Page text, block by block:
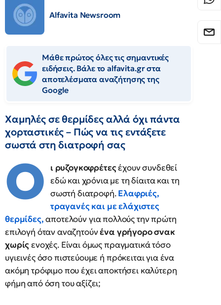
Alfavita Newsroom
Μάθε πρώτος όλες τις σημαντικές
ειδήσεις. Βάλε το alfavita.gr στα
αποτελέσματα αναζήτησης της
Google
Χαμηλές σε θερμίδες αλλά όχι πάντα
χορταστικές – Πώς να τις εντάξετε
σωστά στη διατροφή σας
Ο ι ρυζογκοφρέτεςέχουν συνδεθεί
εδώ και χρόνια με τη δίαιτα και τη
σωστή διατροφή. Ελαφριές,
τραγανές και με ελάχιστες
θερμίδες,αποτελούν για πολλούς την πρώτη
επιλογή όταν αναζητούνένα γρήγορο σνακ
χωρίςενοχές. Είναι όμως πραγματικά τόσο
υγιεινές όσο πιστεύουμε ή πρόκειται για ένα
ακόμη τρόφιμο που έχει αποκτήσει καλύτερη
φήμη από όση του αξίζει;